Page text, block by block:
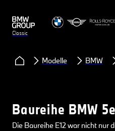
Classic
Modelle BMW
Baureihe BMW
Die Baureihe E12 war nicht nur